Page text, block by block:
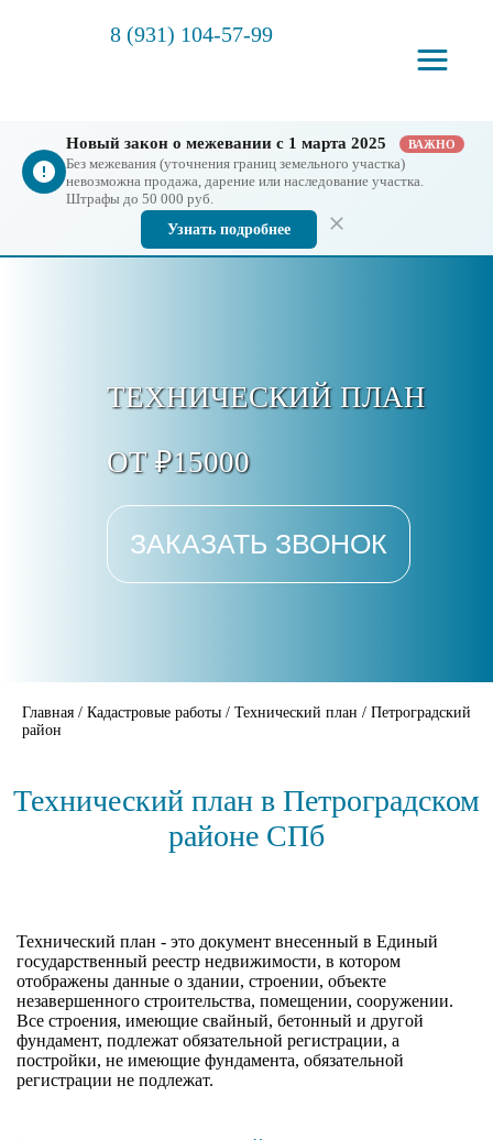
8 (931) 104-57-99
Новый закон о межевании с 1 марта 2025 ВАЖНО
Без межевания (уточнения границ земельного участка)
невозможна продажа, дарение или наследование участка.
Штрафы до 50 000 руб.
Узнать подробнее
ТЕХНИЧЕСКИЙ ПЛАН
ОТ ₽15000
ЗАКАЗАТЬ ЗВОНОК
Главная / Кадастровые работы / Технический план / Петроградский
район
Технический план в Петроградском
районе СПб
Технический план - это документ внесенный в Единый
государственный реестр недвижимости, в котором
отображены данные о здании, строении, объекте
незавершенного строительства, помещении, сооружении.
Все строения, имеющие свайный, бетонный и другой
фундамент, подлежат обязательной регистрации, а
постройки, не имеющие фундамента, обязательной
регистрации не подлежат.